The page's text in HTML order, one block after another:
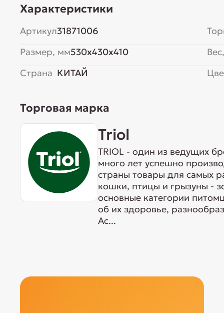
Характеристики
Артикул31871006
Размер, мм530x430x410
Страна КИТАЙ
Торговая марка
Triol
TRIOL - один из ведущих
много лет успешно
страны товары для самых
кошки, птицы и грызуны -
основные категории
об их здоровье,
Ас...